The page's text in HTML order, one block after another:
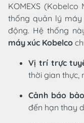
KOMEXS
thống quản lý
động. Hệ thống
máy xúc Kobelco
Vị trí trực
thời gian thực,
Cảnh báo
đến hạn thay